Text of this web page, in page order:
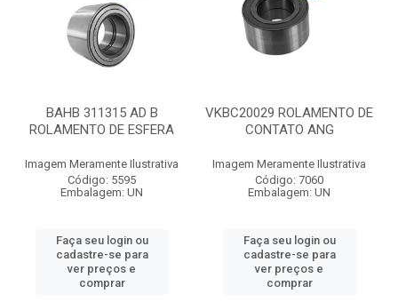
BAHB 311315 AD B
ROLAMENTO DE ESFERA
Imagem Meramente Ilustrativa
Código: 5595
Embalagem: UN
Faça seu login ou
cadastre-se para
ver preços e
comprar
VKBC20029 ROLAMENTO DE
CONTATO ANG
Imagem Meramente Ilustrativa
Código: 7060
Embalagem: UN
Faça seu login ou
cadastre-se para
ver preços e
comprar